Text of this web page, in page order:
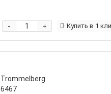
+
- Купить в 1
Trommelberg
6467